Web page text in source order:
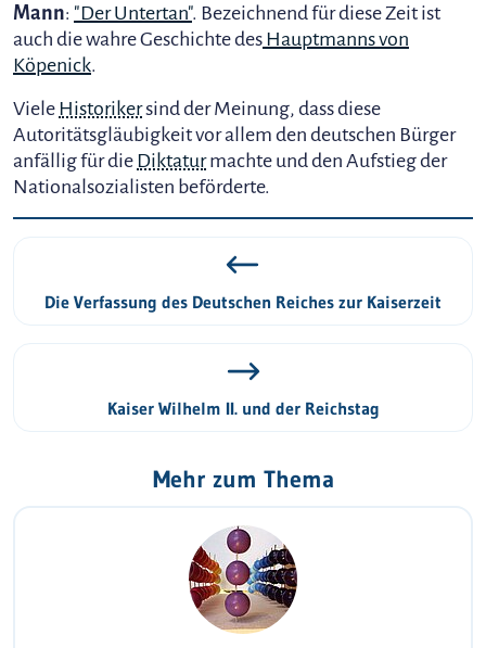
Mann: "Der Untertan". Bezeichnend für diese Zeit ist
auch die wahre Geschichte des Hauptmanns von
Köpenick.
Viele Historikersind der Meinung, dass diese
Autoritätsgläubigkeit vor allem den deutschen Bürger
anfällig für die Diktaturmachte und den Aufstieg der
Nationalsozialisten beförderte.
Die Verfassung des Deutschen Reiches zur Kaiserzeit
Kaiser Wilhelm II. und der Reichstag
Mehr zum Thema